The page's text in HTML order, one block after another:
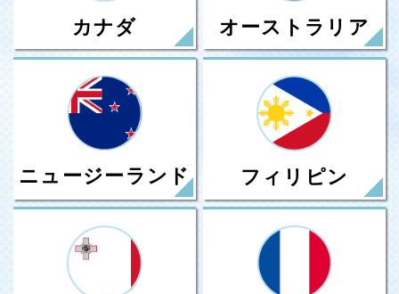
カナダ オーストラリア
ニュージーランド フィリピン